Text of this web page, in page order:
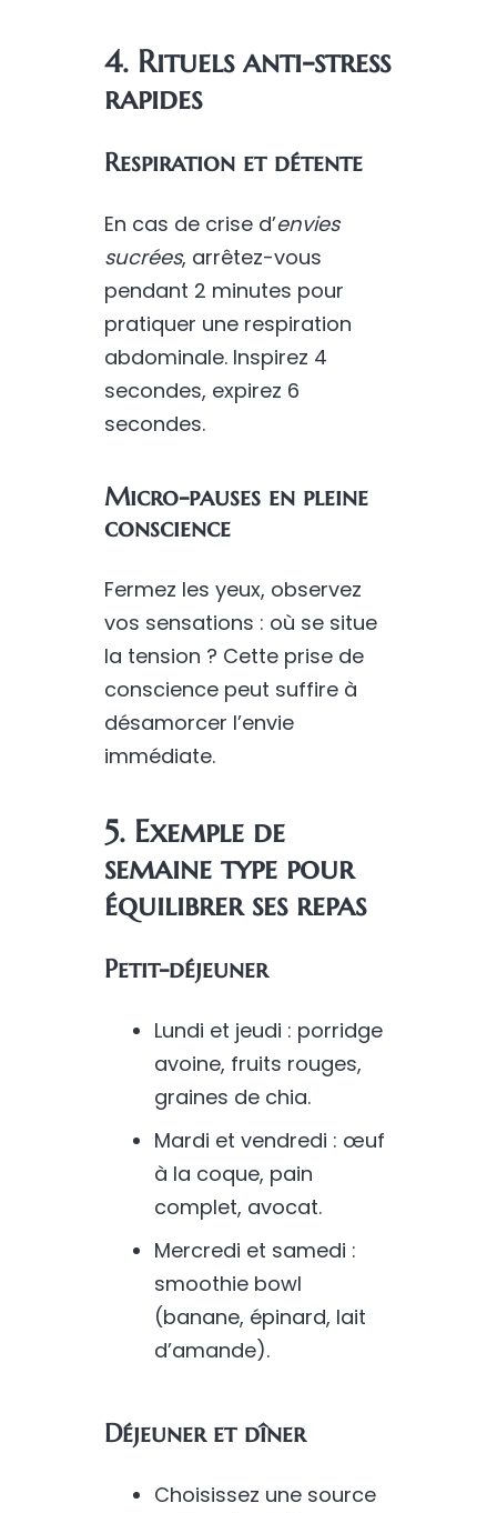
4. Rituels anti-stress
rapides
Respiration et détente
En cas de crise d’envies
sucrées, arrêtez-vous
pendant 2 minutes pour
pratiquer une respiration
abdominale. Inspirez 4
secondes, expirez 6
secondes.
Micro-pauses en pleine
conscience
Fermez les yeux, observez
vos sensations : où se situe
la tension ? Cette prise de
conscience peut suffire à
désamorcer l’envie
immédiate.
5. Exemple de
semaine type pour
équilibrer ses repas
Petit-déjeuner
Lundi et jeudi : porridge
avoine, fruits rouges,
graines de chia.
Mardi et vendredi : œuf
à la coque, pain
complet, avocat.
Mercredi et samedi :
smoothie bowl
(banane, épinard, lait
d’amande).
Déjeuner et dîner
Choisissez une source